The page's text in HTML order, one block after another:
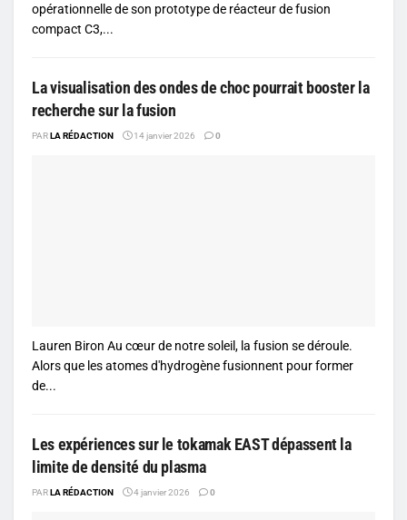
opérationnelle de son prototype de réacteur de fusion
compact C3,...
La visualisation des ondes de choc pourrait booster la
recherche sur la fusion
PARLA RÉDACTION 14 janvier 2026 0
Lauren Biron Au cœur de notre soleil, la fusion se déroule.
Alors que les atomes d'hydrogène fusionnent pour former
de...
Les expériences sur le tokamak EAST dépassent la
limite de densité du plasma
PARLA RÉDACTION 4 janvier 2026 0